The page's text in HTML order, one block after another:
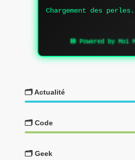
Chargement des
💾 Powered by Moi
🗂️ Actualité
🗂️ Code
🗂️ Geek